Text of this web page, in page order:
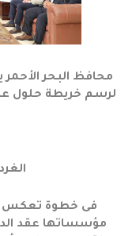
محافظ البحر
لرسم خريطة حلول
فى خطوة تعكس
مؤسساتها عقد